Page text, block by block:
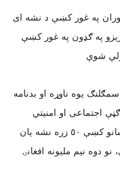
په غور کښې د نشه اى
په ګډون په غور کښې
يوه ناوړه او بدنامه
اجتماعى او امنيتي
ستونزې را پيدا کړې چې د غور اندازتاَ يو ملين کسانو کښې ٥٠ زره نشه يان
٥٠ افغانۍ ولګوي، نو دوه نيم مليونه افغانۍ